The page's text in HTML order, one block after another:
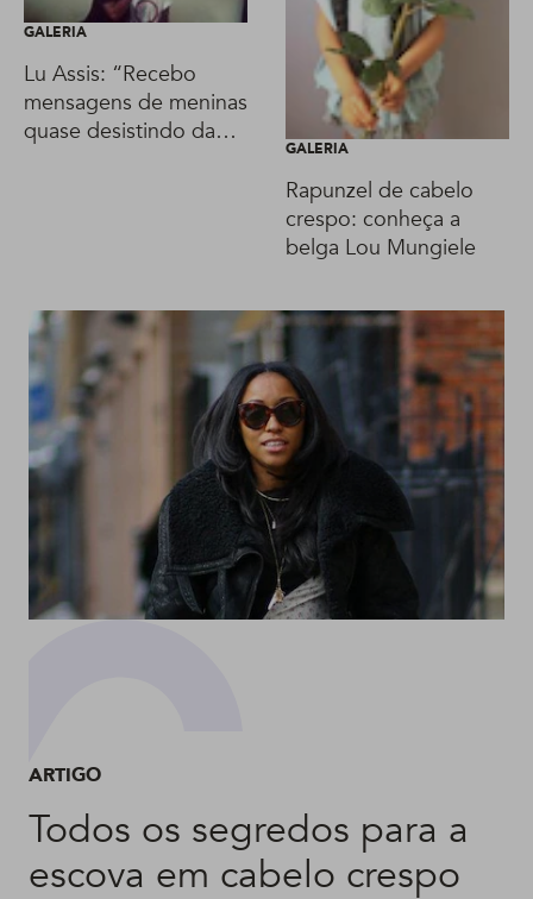
GALERIA
Lu Assis: “Recebo
mensagens de meninas
quase desistindo da
GALERIA
Rapunzel de cabelo
crespo: conheça a
belga Lou Mungiele
ARTIGO
Todos os segredos para a
escova em cabelo crespo